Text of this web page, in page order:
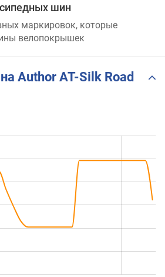
шин
маркировок, которые
велопокрышек
Author AT-Silk Road